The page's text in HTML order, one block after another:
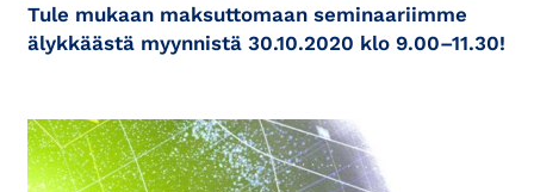
Tule mukaan maksuttomaan seminaariimme
älykkäästä myynnistä 30.10.2020 klo 9.00–11.30!